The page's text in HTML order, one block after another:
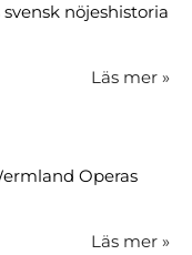
nöjeshistoria
Läs mer »
Operas
Läs mer »